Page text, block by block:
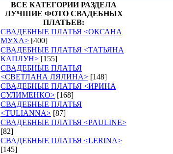
ВСЕ КАТЕГОРИИ РАЗДЕЛА
ЛУЧШИЕ ФОТО СВАДЕБНЫХ
ПЛАТЬЕВ:
СВАДЕБНЫЕ ПЛАТЬЯ <ОКСАНА
МУХА> [400]
СВАДЕБНЫЕ ПЛАТЬЯ <ТАТЬЯНА
КАПЛУН> [155]
СВАДЕБНЫЕ ПЛАТЬЯ
<СВЕТЛАНА ЛЯЛИНА> [148]
СВАДЕБНЫЕ ПЛАТЬЯ <ИРИНА
СУЛИМЕНКО> [168]
СВАДЕБНЫЕ ПЛАТЬЯ
<TULIANNA> [87]
СВАДЕБНЫЕ ПЛАТЬЯ <PAULINE>
[82]
СВАДЕБНЫЕ ПЛАТЬЯ <LERINA>
[145]